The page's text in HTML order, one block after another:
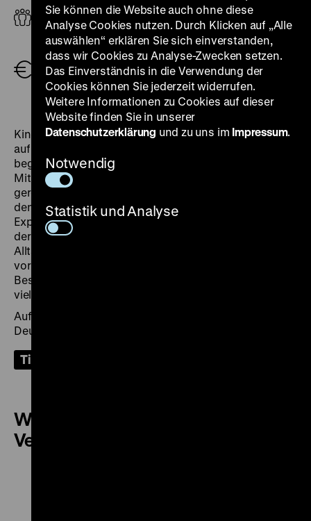
ab 8 Jahren
Öffentliche Führung (zzgl. Eintritt) 3,00 €,
Familienkarte (Eintritt und Führung für 2
Erwachsene und max. 3 Kinder)18,00 € ,
Eintritt bis 18 Jahre frei
Kinder zwischen 8 und 12 Jahren sind eingeladen, sich
auf eine
begeben. Kommt mit uns auf eine Reise voller Staunen!
Mit Neugier und Fantasie kann durch die Ausstellung
gereist und Geschichten angehört werden, die hinter
den Objekten stecken. Gemeinsam erforschen wir
Experimente, Zeichnungen und spannende Dinge aus
der Geschichte. Beeindruckende Kleider und
Alltagsgegenstände verraten etwas über das Leben
vor 300 Jahren. Mit vielen interaktiven Elementen,
Beschreibungen und Aufgaben für alle Sinne gibt es
vielfältige Möglichkeiten, die Ausstellung zu erleben.
Auf Wunsch ist die Führung mit Übersetzung in
Deutsche Gebärdensprache buchbar.
Tickets
Weitere Termine dieser
Veranstaltung
Sie können die Website auch ohne diese
Analyse Cookies nutzen. Durch Klicken auf „Alle
auswählen“ erklären Sie sich einverstanden,
dass wir Cookies zu Analyse-Zwecken setzen.
Das Einverständnis in die Verwendung der
Cookies können Sie jederzeit widerrufen.
Weitere Informationen zu Cookies auf dieser
Website finden Sie in unserer
Datenschutzerklärung und zu uns im Impressum.
Notwendig
Statistik und Analyse